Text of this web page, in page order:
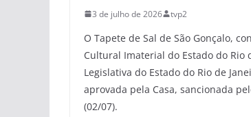
3 de julho de 2026 tvp2
O Tapete de Sal de São Gonçalo,
Cultural Imaterial do Estado do Rio
Legislativa do Estado do Rio de
aprovada pela Casa, sancionada
(02/07).